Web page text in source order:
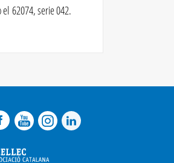
62074, serie 042.